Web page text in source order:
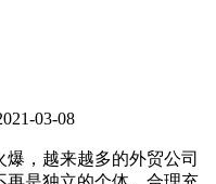
03-08
，越来越多的外贸公司